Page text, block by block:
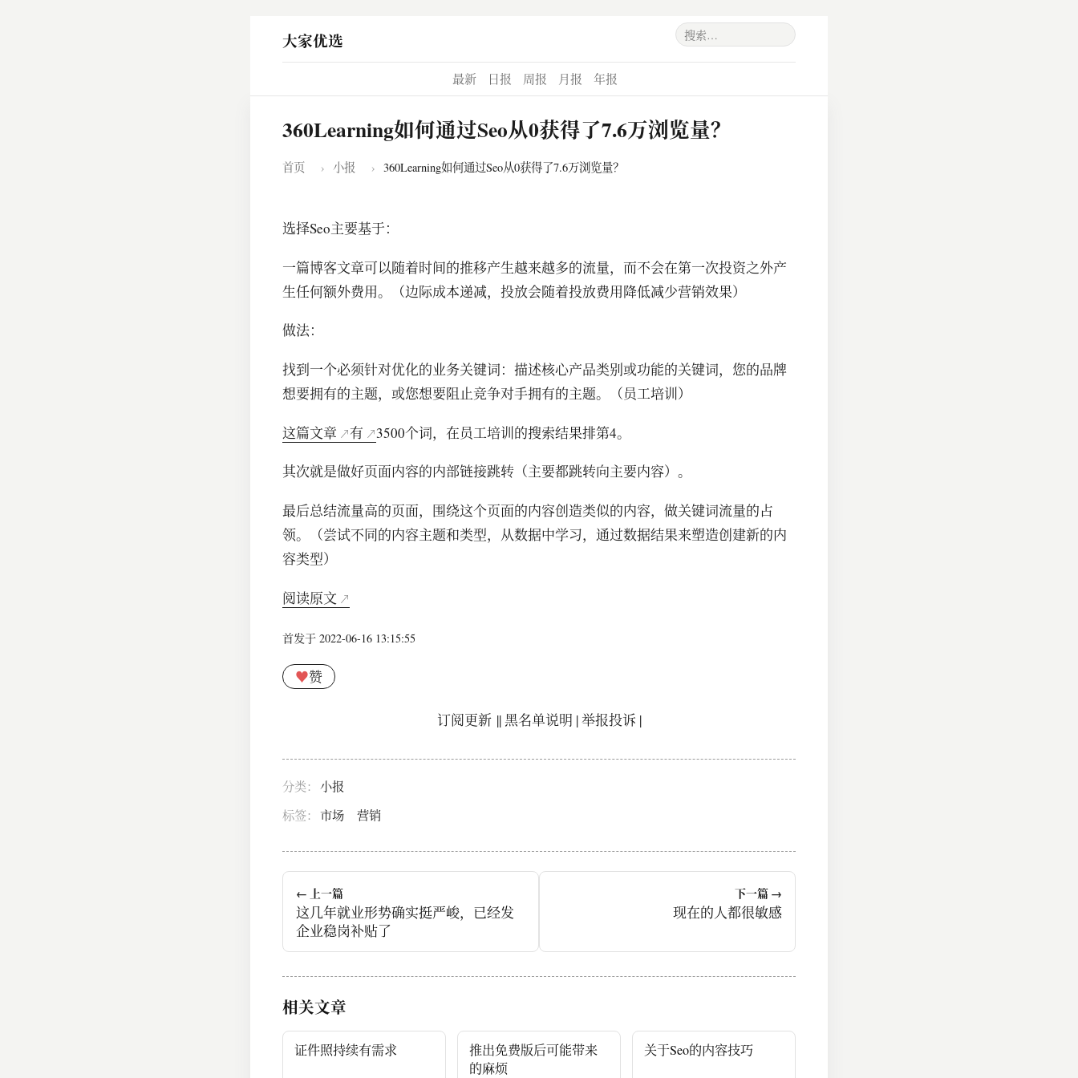
大家优选
最新 日报 周报 月报 年报
360Learning如何通过Seo从0获得了7.6万浏览量？
首页 › 小报 › 360Learning如何通过Seo从0获得了7.6万浏览量？
选择Seo主要基于：
一篇博客文章可以随着时间的推移产生越来越多的流量，而不会在第一次投资之外产
生任何额外费用。（边际成本递减，投放会随着投放费用降低减少营销效果）
做法：
找到一个必须针对优化的业务关键词：描述核心产品类别或功能的关键词，您的品牌
想要拥有的主题，或您想要阻止竞争对手拥有的主题。（员工培训）
这篇文章 有 3500个词，在员工培训的搜索结果排第4。
其次就是做好页面内容的内部链接跳转（主要都跳转向主要内容）。
最后总结流量高的页面，围绕这个页面的内容创造类似的内容，做关键词流量的占
领。（尝试不同的内容主题和类型，从数据中学习，通过数据结果来塑造创建新的内
容类型）
阅读原文
首发于 2022-06-16 13:15:55
♥赞
订阅更新||黑名单说明 |举报投诉 |
分类： 小报
标签： 市场 营销
← 上一篇
这几年就业形势确实挺严峻，已经发
企业稳岗补贴了
下一篇 →
现在的人都很敏感
相关文章
证件照持续有需求
推出免费版后可能带来
的麻烦
关于Seo的内容技巧